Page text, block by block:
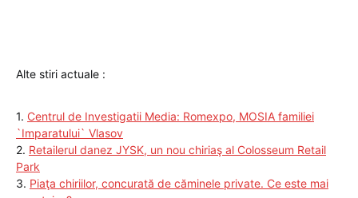
Alte stiri actuale :
1. Centrul de Investigatii Media: Romexpo, MOSIA familiei
`Imparatului` Vlasov
2. Retailerul danez JYSK, un nou chiriaş al Colosseum Retail
Park
3. Piaţa chiriilor, concurată de căminele private. Ce este mai